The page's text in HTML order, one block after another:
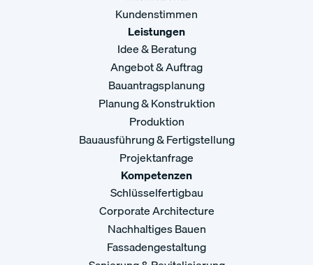
Kundenstimmen
Leistungen
Idee & Beratung
Angebot & Auftrag
Bauantragsplanung
Planung & Konstruktion
Produktion
Bauausführung & Fertigstellung
Projektanfrage
Kompetenzen
Schlüsselfertigbau
Corporate Architecture
Nachhaltiges Bauen
Fassadengestaltung